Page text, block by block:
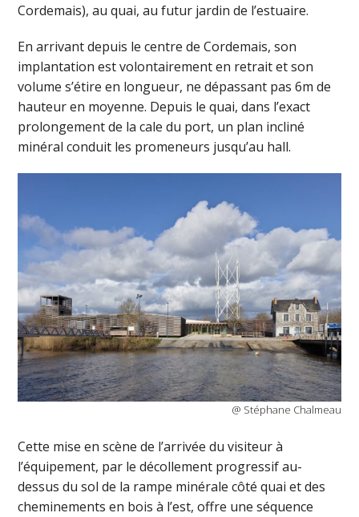
Cordemais), au quai, au futur jardin de l’estuaire.
En arrivant depuis le centre de Cordemais, son
implantation est volontairement en retrait et son
volume s’étire en longueur, ne dépassant pas 6m de
hauteur en moyenne. Depuis le quai, dans l’exact
prolongement de la cale du port, un plan incliné
minéral conduit les promeneurs jusqu’au hall.
@ Stéphane Chalmeau
Cette mise en scène de l’arrivée du visiteur à
l’équipement, par le décollement progressif au-
dessus du sol de la rampe minérale côté quai et des
cheminements en bois à l’est, offre une séquence